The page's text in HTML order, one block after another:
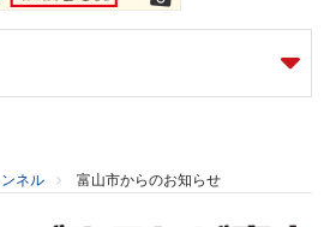
ネル 富山市からのお知らせ